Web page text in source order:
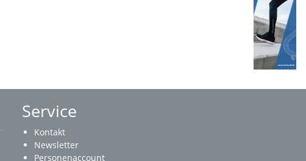
Service
Kontakt
Newsletter
Personenaccount